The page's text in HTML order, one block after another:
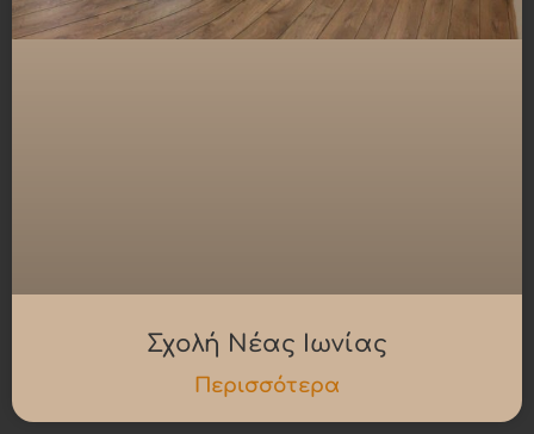
Σχολή Νέας Ιωνίας
Περισσότερα